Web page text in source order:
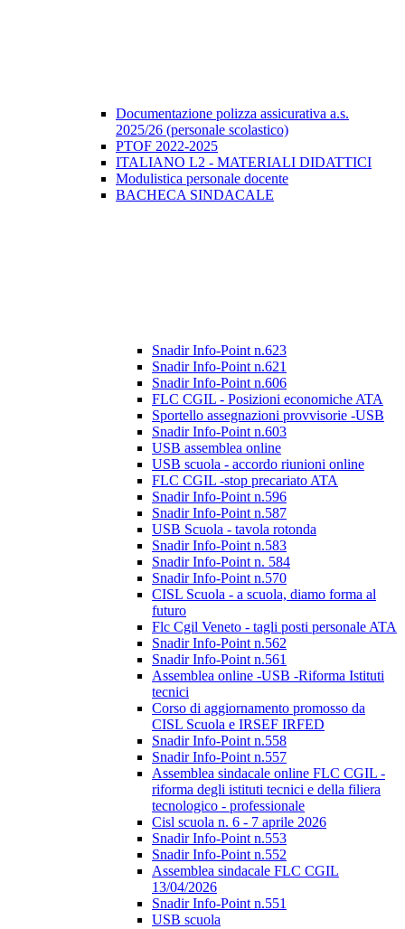
Documentazione polizza assicurativa a.s.
2025/26 (personale scolastico)
PTOF 2022-2025
ITALIANO L2 - MATERIALI DIDATTICI
Modulistica personale docente
BACHECA SINDACALE
Snadir Info-Point n.623
Snadir Info-Point n.621
Snadir Info-Point n.606
FLC CGIL - Posizioni economiche ATA
Sportello assegnazioni provvisorie -USB
Snadir Info-Point n.603
USB assemblea online
USB scuola - accordo riunioni online
FLC CGIL -stop precariato ATA
Snadir Info-Point n.596
Snadir Info-Point n.587
USB Scuola - tavola rotonda
Snadir Info-Point n.583
Snadir Info-Point n. 584
Snadir Info-Point n.570
CISL Scuola - a scuola, diamo forma al
futuro
Flc Cgil Veneto - tagli posti personale ATA
Snadir Info-Point n.562
Snadir Info-Point n.561
Assemblea online -USB -Riforma Istituti
tecnici
Corso di aggiornamento promosso da
CISL Scuola e IRSEF IRFED
Snadir Info-Point n.558
Snadir Info-Point n.557
Assemblea sindacale online FLC CGIL -
riforma degli istituti tecnici e della filiera
tecnologico - professionale
Cisl scuola n. 6 - 7 aprile 2026
Snadir Info-Point n.553
Snadir Info-Point n.552
Assemblea sindacale FLC CGIL
13/04/2026
Snadir Info-Point n.551
USB scuola